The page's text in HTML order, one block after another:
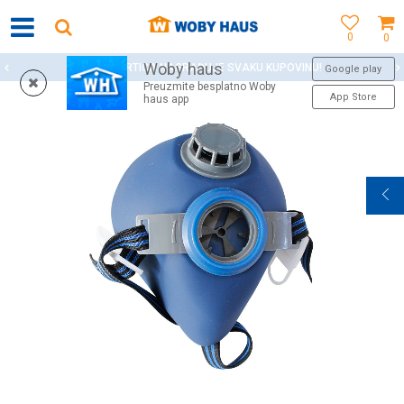
0
0
Woby haus
Preuzmite besplatno Woby
haus app
Google play
App Store
WOBY KARTICA NAGRAĐUJE SVAKU KUPOVINU!